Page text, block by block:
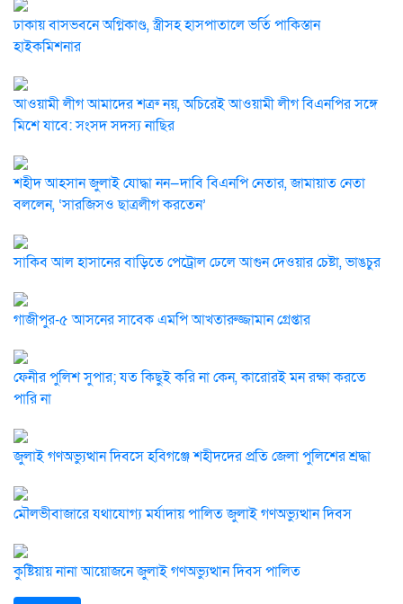
ঢাকায় বাসভবনে অগ্নিকাণ্ড, স্ত্রীসহ হাসপাতালে ভর্তি পাকিস্তান
হাইকমিশনার
আওয়ামী লীগ আমাদের শত্রু নয়, অচিরেই আওয়ামী লীগ বিএনপির সঙ্গে
মিশে যাবে: সংসদ সদস্য নাছির
শহীদ আহসান জুলাই যোদ্ধা নন—দাবি বিএনপি নেতার, জামায়াত নেতা
বললেন, ‘সারজিসও ছাত্রলীগ করতেন’
সাকিব আল হাসানের বাড়িতে পেট্রোল ঢেলে আগুন দেওয়ার চেষ্টা, ভাঙচুর
গাজীপুর-৫ আসনের সাবেক এমপি আখতারুজ্জামান গ্রেপ্তার
ফেনীর পুলিশ সুপার; যত কিছুই করি না কেন, কারোরই মন রক্ষা করতে
পারি না
জুলাই গণঅভ্যুত্থান দিবসে হবিগঞ্জে শহীদদের প্রতি জেলা পুলিশের শ্রদ্ধা
মৌলভীবাজারে যথাযোগ্য মর্যাদায় পালিত জুলাই গণঅভ্যুত্থান দিবস
কুষ্টিয়ায় নানা আয়োজনে জুলাই গণঅভ্যুত্থান দিবস পালিত